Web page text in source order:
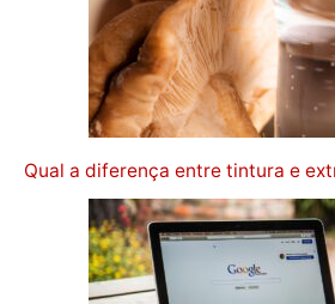
Qual a diferença entre tintura e